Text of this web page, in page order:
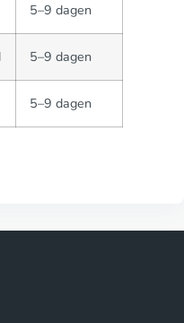
5–9 dagen
5–9 dagen
5–9 dagen